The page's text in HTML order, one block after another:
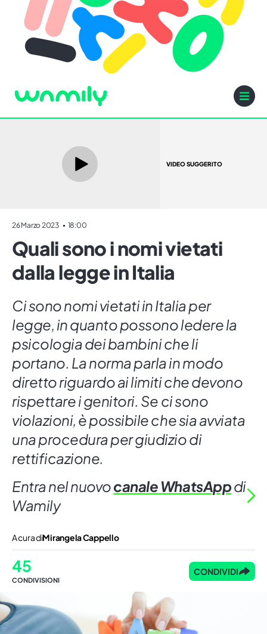
VIDEO SUGGERITO
26 Marzo 2023 18:00
Quali sono i nomi vietati
dalla legge in Italia
Ci sono nomi vietati in Italia per
legge, in quanto possono ledere la
psicologia dei bambini che li
portano. La norma parla in modo
diretto riguardo ai limiti che devono
rispettare i genitori. Se ci sono
violazioni, è possibile che sia avviata
una procedura per giudizio di
rettificazione.
Entra nel nuovocanale WhatsAppdi
Wamily
A cura diMirangela Cappello
45
CONDIVISIONI
CONDIVIDI